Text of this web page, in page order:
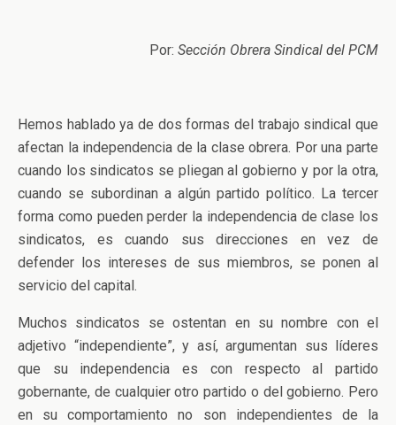
Por: Sección Obrera Sindical del PCM
Hemos hablado ya de dos formas del trabajo sindical que
afectan la independencia de la clase obrera. Por una parte
cuando los sindicatos se pliegan al gobierno y por la otra,
cuando se subordinan a algún partido político. La tercer
forma como pueden perder la independencia de clase los
sindicatos, es cuando sus direcciones en vez de
defender los intereses de sus miembros, se ponen al
servicio del capital.
Muchos sindicatos se ostentan en su nombre con el
adjetivo “independiente”, y así, argumentan sus líderes
que su independencia es con respecto al partido
gobernante, de cualquier otro partido o del gobierno. Pero
en su comportamiento no son independientes de la